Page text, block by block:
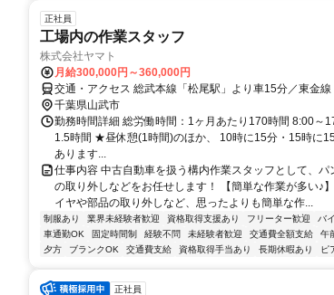
正社員
工場内の作業スタッフ
株式会社ヤマト
月給300,000円～360,000円
交通・アクセス 総武本線「松尾駅」より車15分／東金
千葉県山武市
勤務時間詳細 総労働時間：1ヶ月あたり170時間 8:00～
1.5時間 ★昼休憩(1時間)のほか、 10時に15分・15時に
あります...
仕事内容 中古自動車を扱う構内作業スタッフとして、
の取り外しなどをお任せします！ 【簡単な作業が多い♪
イヤや部品の取り外しなど、思ったよりも簡単な作...
制服あり 業界未経験者歓迎 資格取得支援あり フリーター歓迎 バ
車通勤OK
固定時間制 経験不問 未経験者歓迎 交通費全額支給 午
夕方
ブランクOK 交通費支給 資格取得手当あり 長期休暇あり ピ
正社員